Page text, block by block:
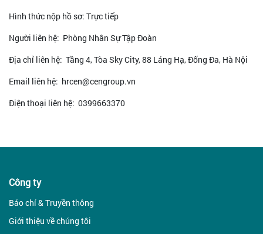
Hình thức nộp hồ sơ: Trực tiếp
Người liên hệ: Phòng Nhân Sự Tập Đoàn
Địa chỉ liên hệ: Tầng 4, Tòa Sky City, 88 Láng Hạ, Đống Đa, Hà Nội
Email liên hệ: hrcen@cengroup.vn
Điện thoại liên hệ: 0399663370
Công ty
Báo chí & Truyền thông
Giới thiệu về chúng tôi